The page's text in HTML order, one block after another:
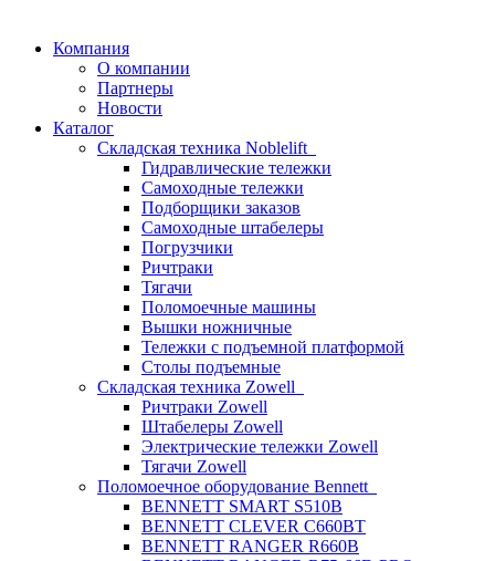
Компания
О компании
Партнеры
Новости
Каталог
Складская техника Noblelift
Гидравлические тележки
Самоходные тележки
Подборщики заказов
Самоходные штабелеры
Погрузчики
Ричтраки
Тягачи
Поломоечные машины
Вышки ножничные
Тележки с подъемной платформой
Столы подъемные
Складская техника Zowell
Ричтраки Zowell
Штабелеры Zowell
Электрические тележки Zowell
Тягачи Zowell
Поломоечное оборудование Bennett
BENNETT SMART S510B
BENNETT CLEVER C660BT
BENNETT RANGER R660B